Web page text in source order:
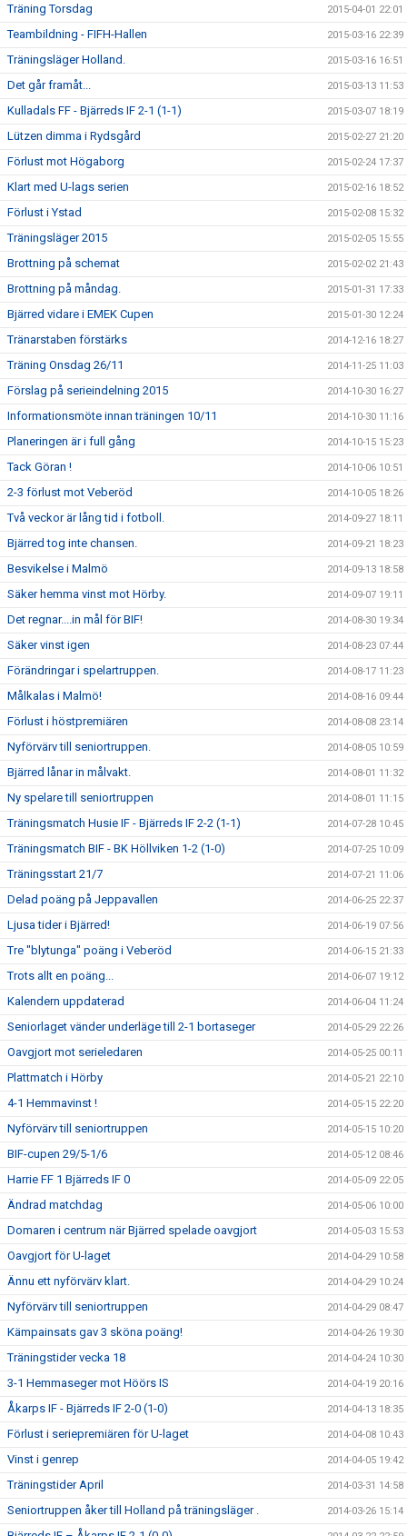
Träning Torsdag 2015-04-01 22:01
Teambildning - FIFH-Hallen 2015-03-16 22:39
Träningsläger Holland. 2015-03-16 16:51
Det går framåt... 2015-03-13 11:53
Kulladals FF - Bjärreds IF 2-1 (1-1) 2015-03-07 18:19
Lützen dimma i Rydsgård 2015-02-27 21:20
Förlust mot Högaborg 2015-02-24 17:37
Klart med U-lags serien 2015-02-16 18:52
Förlust i Ystad 2015-02-08 15:32
Träningsläger 2015 2015-02-05 15:55
Brottning på schemat 2015-02-02 21:43
Brottning på måndag. 2015-01-31 17:33
Bjärred vidare i EMEK Cupen 2015-01-30 12:24
Tränarstaben förstärks 2014-12-16 18:27
Träning Onsdag 26/11 2014-11-25 11:03
Förslag på serieindelning 2015 2014-10-30 16:27
Informationsmöte innan träningen 10/11 2014-10-30 11:16
Planeringen är i full gång 2014-10-15 15:23
Tack Göran ! 2014-10-06 10:51
2-3 förlust mot Veberöd 2014-10-05 18:26
Två veckor är lång tid i fotboll. 2014-09-27 18:11
Bjärred tog inte chansen. 2014-09-21 18:23
Besvikelse i Malmö 2014-09-13 18:58
Säker hemma vinst mot Hörby. 2014-09-07 19:11
Det regnar....in mål för BIF! 2014-08-30 19:34
Säker vinst igen 2014-08-23 07:44
Förändringar i spelartruppen. 2014-08-17 11:23
Målkalas i Malmö! 2014-08-16 09:44
Förlust i höstpremiären 2014-08-08 23:14
Nyförvärv till seniortruppen. 2014-08-05 10:59
Bjärred lånar in målvakt. 2014-08-01 11:32
Ny spelare till seniortruppen 2014-08-01 11:15
Träningsmatch Husie IF - Bjärreds IF 2-2 (1-1) 2014-07-28 10:45
Träningsmatch BIF - BK Höllviken 1-2 (1-0) 2014-07-25 10:09
Träningsstart 21/7 2014-07-21 11:06
Delad poäng på Jeppavallen 2014-06-25 22:37
Ljusa tider i Bjärred! 2014-06-19 07:56
Tre "blytunga" poäng i Veberöd 2014-06-15 21:33
Trots allt en poäng... 2014-06-07 19:12
Kalendern uppdaterad 2014-06-04 11:24
Seniorlaget vänder underläge till 2-1 bortaseger 2014-05-29 22:26
Oavgjort mot serieledaren 2014-05-25 00:11
Plattmatch i Hörby 2014-05-21 22:10
4-1 Hemmavinst ! 2014-05-15 22:20
Nyförvärv till seniortruppen 2014-05-15 10:20
BIF-cupen 29/5-1/6 2014-05-12 08:46
Harrie FF 1 Bjärreds IF 0 2014-05-09 22:05
Ändrad matchdag 2014-05-06 10:00
Domaren i centrum när Bjärred spelade oavgjort 2014-05-03 15:53
Oavgjort för U-laget 2014-04-29 10:58
Ännu ett nyförvärv klart. 2014-04-29 10:24
Nyförvärv till seniortruppen 2014-04-29 08:47
Kämpainsats gav 3 sköna poäng! 2014-04-26 19:30
Träningstider vecka 18 2014-04-24 10:30
3-1 Hemmaseger mot Höörs IS 2014-04-19 20:16
Åkarps IF - Bjärreds IF 2-0 (1-0) 2014-04-13 18:35
Förlust i seriepremiären för U-laget 2014-04-08 10:43
Vinst i genrep 2014-04-05 19:42
Träningstider April 2014-03-31 14:58
Seniortruppen åker till Holland på träningsläger . 2014-03-26 15:14